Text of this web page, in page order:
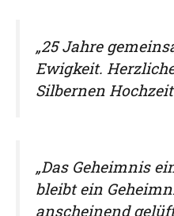
„25 Jahre
Ewigkeit.
Silbernen
„Das Geheimnis
bleibt ein
anscheinend